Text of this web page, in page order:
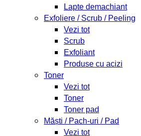
Lapte demachiant
Exfoliere / Scrub / Peeling
Vezi tot
Scrub
Exfoliant
Produse cu acizi
Toner
Vezi tot
Toner
Toner pad
Măști / Pach-uri / Pad
Vezi tot